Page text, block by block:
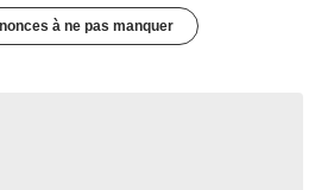
à ne pas manquer